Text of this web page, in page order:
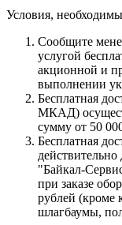
Условия,
Сообщите
услугой
акционной и
выполнении
Бесплатная
МКАД)
сумму от 50
Бесплатная
"Байкал-
при заказе
рублей (кроме
шлагбаумы,